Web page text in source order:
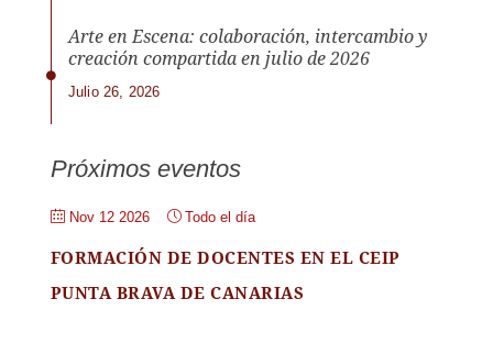
Arte en Escena: colaboración, intercambio y
creación compartida en julio de 2026
Julio 26, 2026
Próximos eventos
Nov 12 2026 Todo el día
FORMACIÓN DE DOCENTES EN EL CEIP
PUNTA BRAVA DE CANARIAS